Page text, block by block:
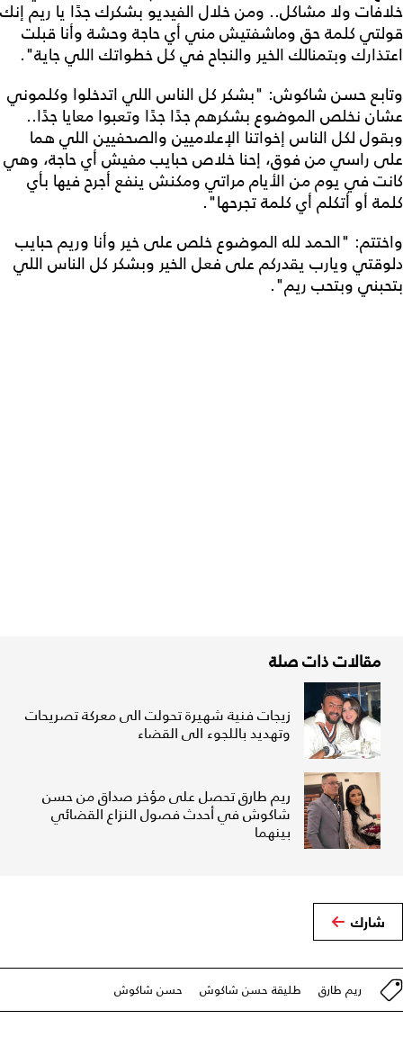
خلافات ولا مشاكل.. ومن خلال الفيديو بشكرك جدًا يا ريم إنك
قولتي كلمة حق وماشفتيش مني أي حاجة وحشة وأنا قبلت
اعتذارك وبتمنالك الخير والنجاح في كل خطواتك اللي جاية".
وتابع حسن شاكوش: "بشكر كل الناس اللي اتدخلوا وكلموني
عشان نخلص الموضوع بشكرهم جدًا جدًا وتعبوا معايا جدًا..
وبقول لكل الناس إخواتنا الإعلاميين والصحفيين اللي هما
على راسي من فوق، إحنا خلاص حبايب مفيش أي حاجة، وهي
كانت في يوم من الأيام مراتي ومكنش ينفع أجرح فيها بأي
كلمة أو أتكلم أي كلمة تجرحها".
واختتم: "الحمد لله الموضوع خلص على خير وأنا وريم حبايب
دلوقتي ويارب يقدركم على فعل الخير وبشكر كل الناس اللي
بتحبني وبتحب ريم".
مقالات ذات صلة
زيجات فنية شهيرة تحولت الى معركة تصريحات
وتهديد باللجوء الى القضاء
ريم طارق تحصل على مؤخر صداق من حسن
شاكوش في أحدث فصول النزاع القضائي
بينهما
شارك
ريم طارق طليقة حسن شاكوش حسن شاكوش